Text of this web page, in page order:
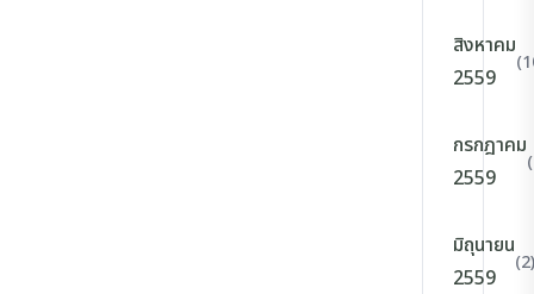
สิงหาคม
2559
กรกฎาคม
2559
มิถุนายน
2559
(2)